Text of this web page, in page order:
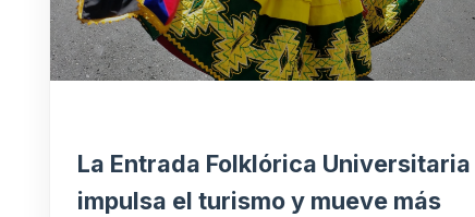
La Entrada Folklórica Universitaria
impulsa el turismo y mueve más